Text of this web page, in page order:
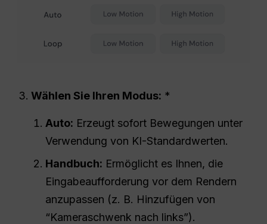
Wählen Sie Ihren Modus: *
Auto: Erzeugt sofort Bewegungen unter
Verwendung von KI-Standardwerten.
Handbuch: Ermöglicht es Ihnen, die
Eingabeaufforderung vor dem Rendern
anzupassen (z. B. Hinzufügen von
“Kameraschwenk nach links”).